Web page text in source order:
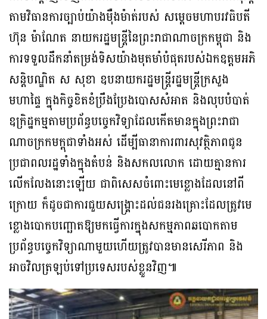
តាមវិធានការច្បាប់យ៉ាងម៉ឺងម៉ាត់របស់ សម្ដេចមហាបរវធិបតី
ហ៊ុន ម៉ាណែត នាយករដ្ឋមន្រ្តីនៃព្រះរាជាណាចក្រកម្ពុជា និង
ការទទួលដឹកនាំតម្រង់ទិសយ៉ាងមុតមាំបំផុតរបស់ឯកឧត្តមអភិ
សន្តិបណ្ឌិត ស សុខា ឧបនាយករដ្ឋមន្ត្រីរដ្ឋមន្រ្តីក្រសួង
មហាផ្ទៃ ក្នុងកិច្ចខិតខំប្រឹងប្រែងបោសសំអាត និងលុបបំបាត់
ឧក្រិដ្ឋកម្មតាមប្រព័ន្ធបច្ចេកវិទ្យាដែលកើតមានក្នុងព្រះរាជា
ណាចក្រកមក្ពុជាទាំងអស់ ដើម្បីធានាការពារសុវត្ថិភាពជូន
ប្រជាពលរដ្ឋទាំងក្នុងតំបន់ និងសកលលោក ដោយគ្មានការ
លើកលែងនោះឡើយ ជាពិសេសចំពោះមេខ្លោងដែលនៅពី
ក្រោយ ក៏ដូចជាការជួយសង្គ្រោះដល់ជនរងគ្រោះដែលត្រូវមេ
ខ្លោងបោកបញ្ឆោតឱ្យមកធ្វើការក្នុងសកម្មភាពឆបោកតាម
ប្រព័ន្ធបច្ចេកវិទ្យាណាមួយហើយត្រូវបានមានសេរីភាព និង
អាចវិលត្រឡប់ទៅប្រទេសរបស់ខ្លួនវិញ៕